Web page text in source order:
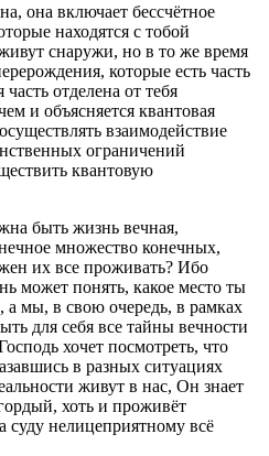
она включает бессчётное
находятся с тобой
снаружи, но в то же время
которые есть часть
отделена от тебя
и объясняется квантовая
взаимодействие
ограничений
квантовую
быть жизнь вечная,
множество конечных,
их все проживать? Ибо
может понять, какое место ты
а мы, в свою очередь, в рамках
для себя все тайны вечности
хочет посмотреть, что
в разных ситуациях
живут в нас, Он знает
хоть и проживёт
суду нелицеприятному всё